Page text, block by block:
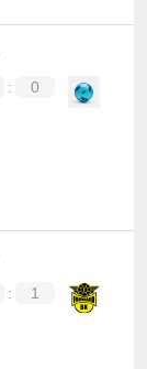
:
0
:
1